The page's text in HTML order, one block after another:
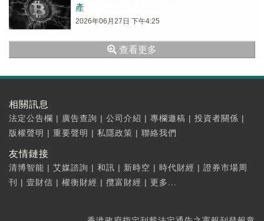
產
2026年06月27日 下午4:25
查看更多
相關訊息
法定公告欄 | 廣告查詢 | 公司介紹 | 專欄邀稿 | 投資者關係 |
版權聲明 | 重要聲明 | 私隱政策 | 聯絡我們
友情鏈接
清博智能 | 艾媒諮詢 | 和訊 | 新時空 | 時代財經 | 證券市場周
刊
| 壹財信 | 權衡財經 | 攬富財經 | 更多...